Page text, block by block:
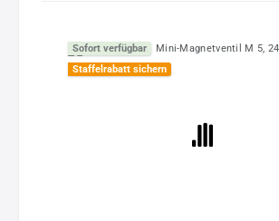
Sofort verfügbar
Staffelrabatt sichern